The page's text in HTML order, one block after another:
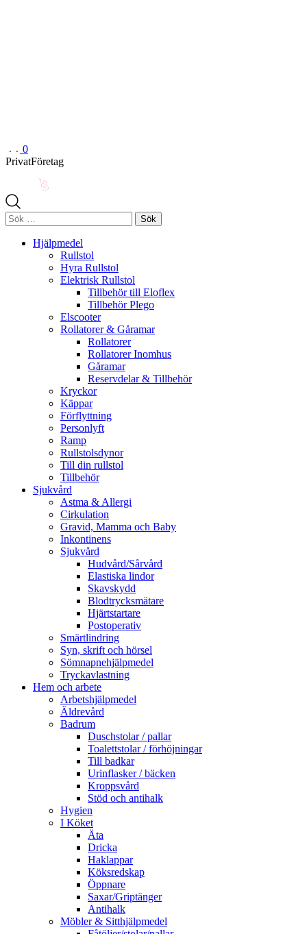
0
PrivatFöretag
Sök
efter:
Hjälpmedel
Rullstol
Hyra Rullstol
Elektrisk Rullstol
Tillbehör till Eloflex
Tillbehör Plego
Elscooter
Rollatorer & Gåramar
Rollatorer
Rollatorer Inomhus
Gåramar
Reservdelar & Tillbehör
Kryckor
Käppar
Förflyttning
Personlyft
Ramp
Rullstolsdynor
Till din rullstol
Tillbehör
Sjukvård
Astma & Allergi
Cirkulation
Gravid, Mamma och Baby
Inkontinens
Sjukvård
Hudvård/Sårvård
Elastiska lindor
Skavskydd
Blodtrycksmätare
Hjärtstartare
Postoperativ
Smärtlindring
Syn, skrift och hörsel
Sömnapnehjälpmedel
Tryckavlastning
Hem och arbete
Arbetshjälpmedel
Äldrevård
Badrum
Duschstolar / pallar
Toalettstolar / förhöjningar
Till badkar
Urinflasker / bäcken
Kroppsvård
Stöd och antihalk
Hygien
I Köket
Äta
Dricka
Haklappar
Köksredskap
Öppnare
Saxar/Griptänger
Antihalk
Möbler & Sitthjälpmedel